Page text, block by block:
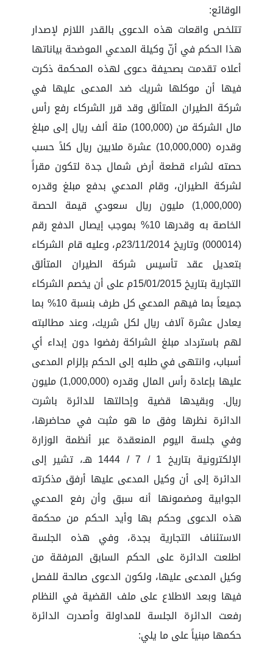
الوقائع:
تتلخص واقعات هذه الدعوى بالقدر اللازم لإصدار
هذا الحكم في أنّ وكيلة المدعي الموضحة بياناتها
أعلاه تقدمت بصحيفة دعوى لهذه المحكمة ذكرت
فيها أن موكلها شريك ضد المدعى عليها في
شركة الطيران المتألق وقد قرر الشركاء رفع رأس
مال الشركة من (100,000) مئة ألف ريال إلى مبلغ
وقدره (10,000,000) عشرة ملايين ريال كلاً حسب
حصته لشراء قطعة أرض شمال جدة لتكون مقراً
لشركة الطيران، وقام المدعي بدفع مبلغ وقدره
(1,000,000) مليون ريال سعودي قيمة الحصة
الخاصة به وقدرها 10% بموجب إيصال الدفع رقم
(000014) وتاريخ 23/11/2014م، وعليه قام الشركاء
بتعديل عقد تأسيس شركة الطيران المتألق
التجارية بتاريخ 15/01/2015م على أن يخصم الشركاء
جميعاً بما فيهم المدعي كل طرف بنسبة 10% بما
يعادل عشرة آلاف ريال لكل شريك، وعند مطالبته
لهم باسترداد مبلغ الشراكة رفضوا دون إبداء أي
أسباب، وانتهى في طلبه إلى الحكم بإلزام المدعى
عليها بإعادة رأس المال وقدره (1,000,000) مليون
ريال. وبقيدها قضية وإحالتها للدائرة باشرت
الدائرة نظرها وفق ما هو مثبت في محاضرها،
وفي جلسة اليوم المنعقدة عبر أنظمة الوزارة
الإلكترونية بتاريخ 1 / 7 / 1444 هـ، تشير إلى
الدائرة إلى أن وكيل المدعى عليها أرفق مذكرته
الجوابية ومضمونها أنه سبق وأن رفع المدعي
هذه الدعوى وحكم بها وأيد الحكم من محكمة
الاستئناف التجارية بجدة، وفي هذه الجلسة
اطلعت الدائرة على الحكم السابق المرفقة من
وكيل المدعى عليها، ولكون الدعوى صالحة للفصل
فيها وبعد الاطلاع على ملف القضية في النظام
رفعت الدائرة الجلسة للمداولة وأصدرت الدائرة
حكمها مبنياً على ما يلي: